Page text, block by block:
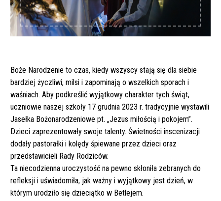
Boże Narodzenie to czas, kiedy wszyscy stają się dla siebie
bardziej życzliwi, milsi i zapominają o wszelkich sporach i
waśniach. Aby podkreślić wyjątkowy charakter tych świąt,
uczniowie naszej szkoły 17 grudnia 2023 r. tradycyjnie wystawili
Jasełka Bożonarodzeniowe pt. „Jezus miłością i pokojem”.
Dzieci zaprezentowały swoje talenty. Świetności inscenizacji
dodały pastorałki i kolędy śpiewane przez dzieci oraz
przedstawicieli Rady Rodziców.
Ta niecodzienna uroczystość na pewno skłoniła zebranych do
refleksji i uświadomiła, jak ważny i wyjątkowy jest dzień, w
którym urodziło się dzieciątko w Betlejem.